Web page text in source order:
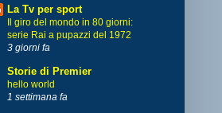
La Tv per sport
Il giro del mondo in 80 giorni:
serie Rai a pupazzi del 1972
3 giorni fa
Storie di Premier
hello world
1 settimana fa